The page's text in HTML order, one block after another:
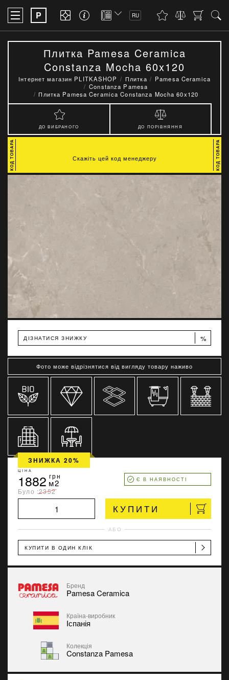
P RU
Плитка Pamesa Ceramica
Constanza Mocha 60x120
Інтернет магазин PLITKASHOP Плитка
Pamesa Ceramica
Constanza Pamesa
Плитка Pamesa Ceramica Constanza Mocha 60x120
ДО ВИБРАНОГО ДО ПОРІВНЯННЯ
ДІЗНАТИСЯ ЗНИЖКУ %
Фото може відрізнятися від вигляду товару наживо
ЗНИЖКА 20%
ЦІНА
1882 грн
м2
Було :2352
Є В НАЯВНОСТІ
КУПИТИ
АБО
КУПИТИ В ОДИН КЛІК
Бренд
Pamesa Ceramica
Країна-виробник
Іспанія
Колекція
Constanza Pamesa
Скажіть цей код менеджеру